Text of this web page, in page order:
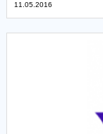
11.05.2016